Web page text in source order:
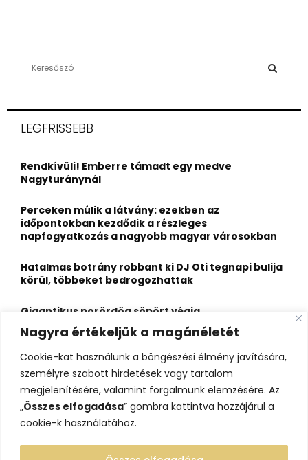
Nagyra értékeljük a magánéletét
Cookie-kat használunk a böngészési élmény javítására,
személyre szabott hirdetések vagy tartalom
megjelenítésére, valamint forgalmunk elemzésére. Az
„Összes elfogadása” gombra kattintva hozzájárul a
cookie-k használatához.
h
o
r
H
LEGFRISSEBB
Rendkívüli! Emberre támadt egy medve
Nagyturánynál
Perceken múlik a látvány: ezekben az
időpontokban kezdődik a részleges
napfogyatkozás a nagyobb magyar városokban
Hatalmas botrány robbant ki DJ Oti tegnapi bulija
körül, többeket bedrogozhattak
Gigantikus porördög söpört végig
Kiskunfélegyházánál, magyar természetfilmes
vette videóra
Egy csodás balatoni kilátópontnál nyílik meg
Tündérország kapuja